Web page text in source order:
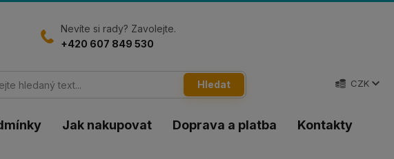
Jak nakupovat Doprava a platba Kontakty
CZK
Hledat
Nevíte si rady? Zavolejte.
+420 607 849 530